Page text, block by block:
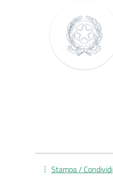
Stampa / Condividi